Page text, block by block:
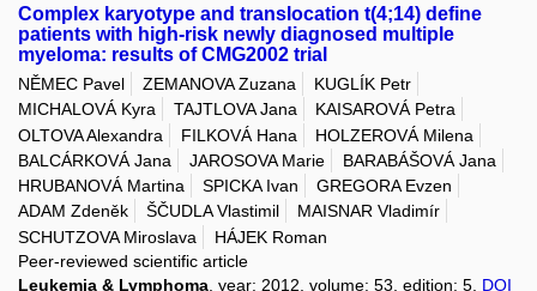
Complex karyotype and translocation t(4;14) define
patients with high-risk newly diagnosed multiple
myeloma: results of CMG2002 trial
NĚMEC Pavel ZEMANOVA Zuzana
KUGLÍK Petr
MICHALOVÁ Kyra
TAJTLOVA Jana
KAISAROVÁ Petra
OLTOVA Alexandra
FILKOVÁ Hana
HOLZEROVÁ Milena
BALCÁRKOVÁ Jana
JAROSOVA Marie
BARABÁŠOVÁ Jana
HRUBANOVÁ Martina
SPICKA Ivan
GREGORA Evzen
ADAM Zdeněk
ŠČUDLA Vlastimil
MAISNAR Vladimír
SCHUTZOVA Miroslava
HÁJEK Roman
Peer-reviewed scientific article
Leukemia & Lymphoma , year: 2012, volume: 53, edition: 5, DOI